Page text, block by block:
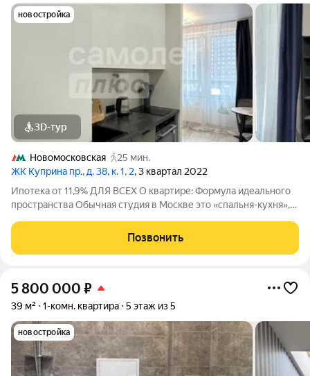
новостройка
3D-тур
Новомосковская
25 мин.
ЖК Куприна пр., д. 38, к. 1, 2, 3 квартал 2022
Ипотека от 11,9% ДЛЯ ВСЕХ О квартире: Формула идеального
пространства Обычная студия в Москве это «спальня-кухня»,
квадратных метра с улучшенной планировкой и продуманным
дизайном. Что это
Позвонить
5 800 000 ₽
39 м² 1-комн. квартира 5 этаж из 5
новостройка